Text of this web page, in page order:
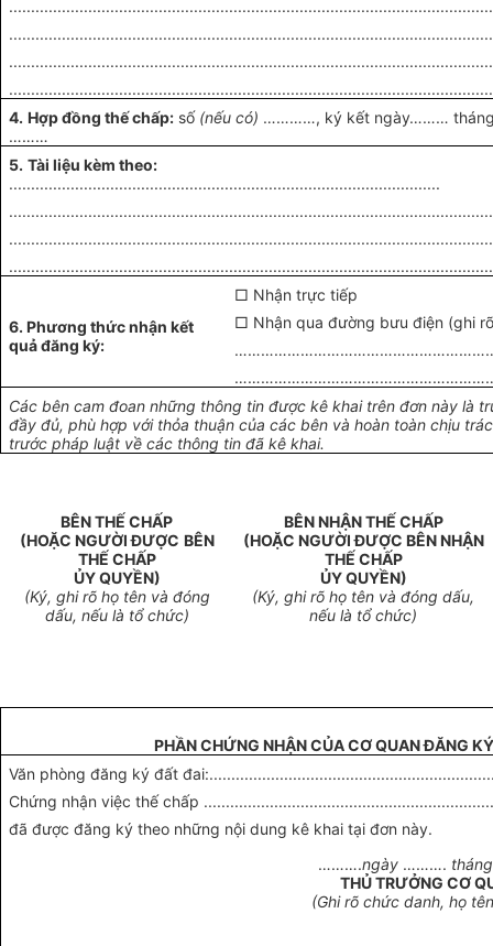
4. Hợp đồng thế chấp: số (nếu có) …………, ký kết ngày………
………
5. Tài liệu kèm theo:
..................................................................................................
6. Phương thức nhận kết
quả đăng ký:
□ Nhận trực tiếp
□ Nhận qua đường bưu điện (ghi
Các bên cam đoan những thông tin được kê khai trên đơn này là
đầy đủ, phù hợp với thỏa thuận của các bên và hoàn toàn chịu
trước pháp luật về các thông tin đã kê khai.
BÊN THẾ CHẤP
(HOẶC NGƯỜI ĐƯỢC BÊN
THẾ CHẤP
ỦY QUYỀN)
(Ký, ghi rõ họ tên và đóng
dấu, nếu là tổ chức)
BÊN NHẬN THẾ CHẤP
(HOẶC NGƯỜI ĐƯỢC BÊN NHẬN
THẾ CHẤP
ỦY QUYỀN)
(Ký, ghi rõ họ tên và đóng dấu,
nếu là tổ chức)
PHẦN CHỨNG NHẬN CỦA CƠ QUAN ĐĂNG KÝ
Văn phòng đăng ký đất
Chứng nhận việc thế chấp
đã được đăng ký theo những nội dung kê khai tại đơn này.
……….ngày……….
THỦ TRƯỞNG CƠ
(Ghi rõ chức danh, họ